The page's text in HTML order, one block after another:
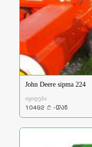
John Deere sipma 224
იყიდება
10492 a -დან